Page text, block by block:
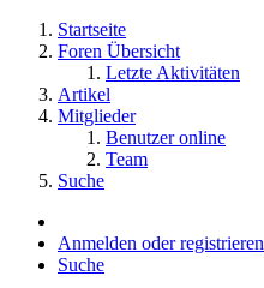
Startseite
Foren Übersicht
Letzte Aktivitäten
Artikel
Mitglieder
Benutzer online
Team
Suche
Anmelden oder registrieren
Suche